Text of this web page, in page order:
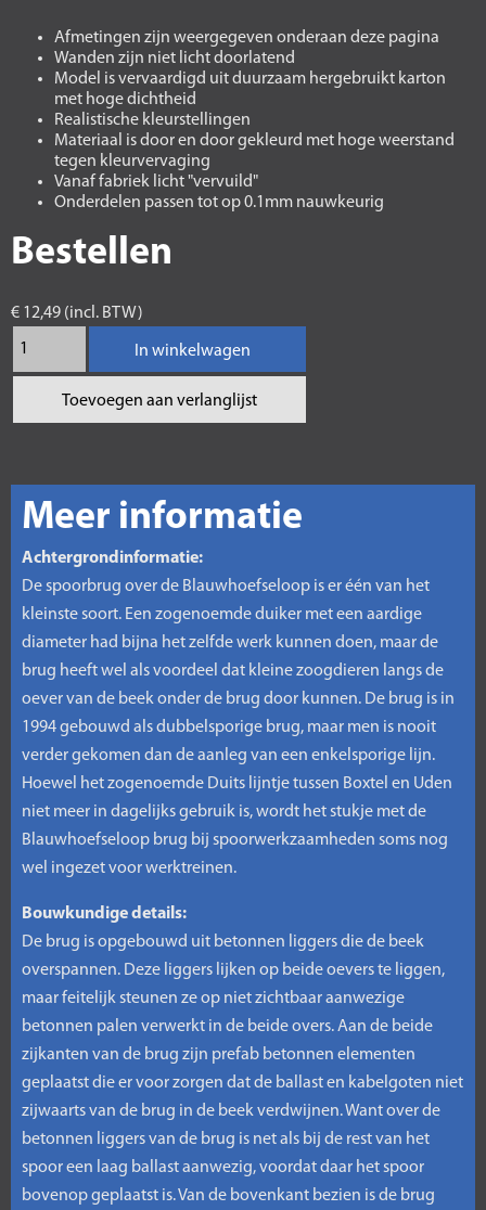
Afmetingen zijn weergegeven onderaan deze pagina
Wanden zijn niet licht doorlatend
Model is vervaardigd uit duurzaam hergebruikt karton
met hoge dichtheid
Realistische kleurstellingen
Materiaal is door en door gekleurd met hoge weerstand
tegen kleurvervaging
Vanaf fabriek licht "vervuild"
Onderdelen passen tot op 0.1mm nauwkeurig
Bestellen
€ 12,49 (incl. BTW)
In winkelwagen
Toevoegen aan verlanglijst
Meer informatie
Achtergrondinformatie:
De spoorbrug over de Blauwhoefseloop is er één van het
kleinste soort. Een zogenoemde duiker met een aardige
diameter had bijna het zelfde werk kunnen doen, maar de
brug heeft wel als voordeel dat kleine zoogdieren langs de
oever van de beek onder de brug door kunnen. De brug is in
1994 gebouwd als dubbelsporige brug, maar men is nooit
verder gekomen dan de aanleg van een enkelsporige lijn.
Hoewel het zogenoemde Duits lijntje tussen Boxtel en Uden
niet meer in dagelijks gebruik is, wordt het stukje met de
Blauwhoefseloop brug bij spoorwerkzaamheden soms nog
wel ingezet voor werktreinen.
Bouwkundige details:
De brug is opgebouwd uit betonnen liggers die de beek
overspannen. Deze liggers lijken op beide oevers te liggen,
maar feitelijk steunen ze op niet zichtbaar aanwezige
betonnen palen verwerkt in de beide overs. Aan de beide
zijkanten van de brug zijn prefab betonnen elementen
geplaatst die er voor zorgen dat de ballast en kabelgoten niet
zijwaarts van de brug in de beek verdwijnen. Want over de
betonnen liggers van de brug is net als bij de rest van het
spoor een laag ballast aanwezig, voordat daar het spoor
bovenop geplaatst is. Van de bovenkant bezien is de brug